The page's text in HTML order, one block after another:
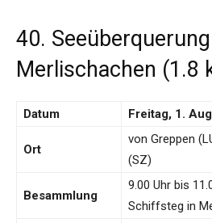
40.
Merlischachen (1.8
Datum Freitag, 1.
Ort
von Greppen
(SZ)
Besammlung
9.00 Uhr bis
Schiffsteg in